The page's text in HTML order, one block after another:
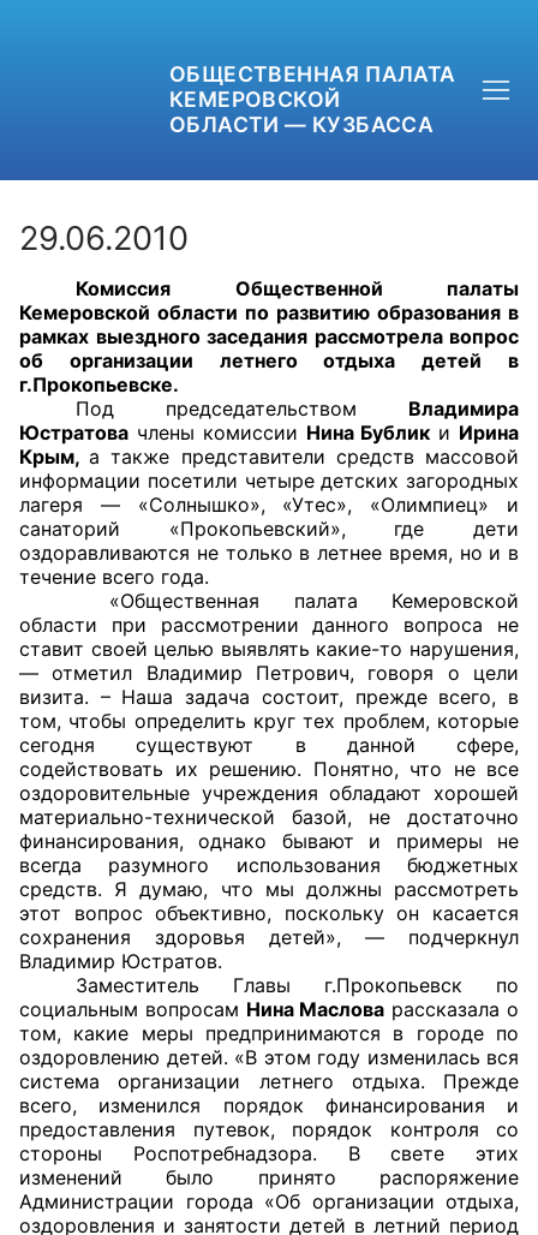
ОБЩЕСТВЕННАЯ ПАЛАТА
КЕМЕРОВСКОЙ
ОБЛАСТИ — КУЗБАССА
+7 (3842) 58-82-40
OPKO42@BK.RU
ОБРАТНАЯ СВЯЗЬ
Главная
Общественные советы
Общественные советы при территориальных
органах федеральных органов
исполнительной власти
Общественные советы по проведению
независимой оценки качества условий
оказания услуг
О Палате
Структура Палаты
Комиссии
Экспертный совет ОП КО
Совет ОП КО
Общественный штаб
29.06.2010
Комиссия Общественной палаты
Кемеровской области по развитию образования в
рамках выездного заседания рассмотрела вопрос
об организации летнего отдыха детей в
г.Прокопьевске.
Под председательством Владимира
Юстратова члены комиссии Нина Бублик и Ирина
Крым,а также представители средств массовой
информации посетили четыре детских загородных
лагеря — «Солнышко», «Утес», «Олимпиец» и
санаторий «Прокопьевский», где дети
оздоравливаются не только в летнее время, но и в
течение всего года.
«Общественная палата Кемеровской
области при рассмотрении данного вопроса не
ставит своей целью выявлять какие-то нарушения,
— отметил Владимир Петрович, говоря о цели
визита. – Наша задача состоит, прежде всего, в
том, чтобы определить круг тех проблем, которые
сегодня существуют в данной сфере,
содействовать их решению. Понятно, что не все
оздоровительные учреждения обладают хорошей
материально-технической базой, не достаточно
финансирования, однако бывают и примеры не
всегда разумного использования бюджетных
средств. Я думаю, что мы должны рассмотреть
этот вопрос объективно, поскольку он касается
сохранения здоровья детей», — подчеркнул
Владимир Юстратов.
Заместитель Главы г.Прокопьевск по
социальным вопросам Нина Маслова рассказала о
том, какие меры предпринимаются в городе по
оздоровлению детей. «В этом году изменилась вся
система организации летнего отдыха. Прежде
всего, изменился порядок финансирования и
предоставления путевок, порядок контроля со
стороны Роспотребнадзора. В свете этих
изменений было принято распоряжение
Администрации города «Об организации отдыха,
оздоровления и занятости детей в летний период